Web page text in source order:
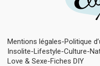
Mentions légales Politique
Insolite Lifestyle Culture
Love & Sexe Fiches DIY